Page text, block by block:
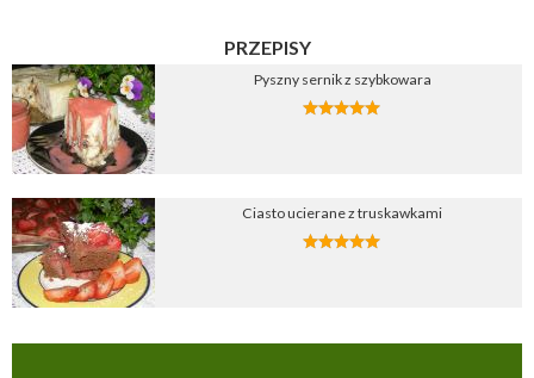
PRZEPISY
Pyszny sernik z szybkowara
Ciasto ucierane z truskawkami